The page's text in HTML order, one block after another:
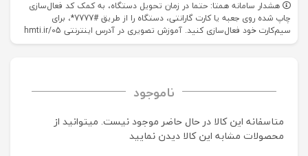
هشدار سامانه همتا: حتما در زمان تحویل دستگاه، به کمک کد فعال‌سازی
چاپ شده روی جعبه یا کارت گارانتی، دستگاه را از طریق #7777*، برای
سیم‌کارت خود فعال‌سازی کنید. آموزش تصویری در آدرس اینترنتی hmti.ir/05
ناموجود
متاسفانه این کالا در حال حاضر موجود نیست. می‍توانید از
محصولات مشابه این کالا دیدن نمایید